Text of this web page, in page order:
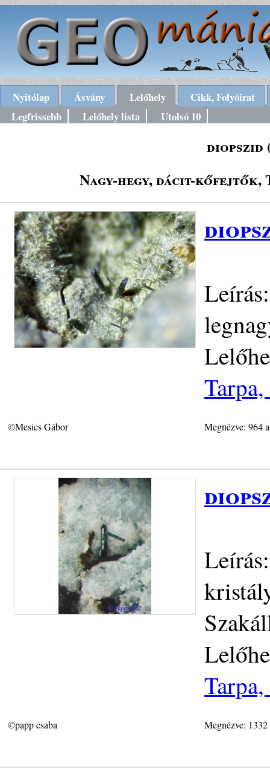
Nyitólap Ásvány Lelőhely
Cikk, Folyóirat
Legfrissebb
Lelőhely lista Utolsó 10
Nagy-hegy, dácit-kőfejtők,
©Mesics Gábor Megnézve: 964
©papp csaba Megnézve: